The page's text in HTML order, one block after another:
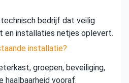
bedrijf dat veilig
en installaties netjes oplevert.
installatie?
groepen, beveiliging,
vooraf.